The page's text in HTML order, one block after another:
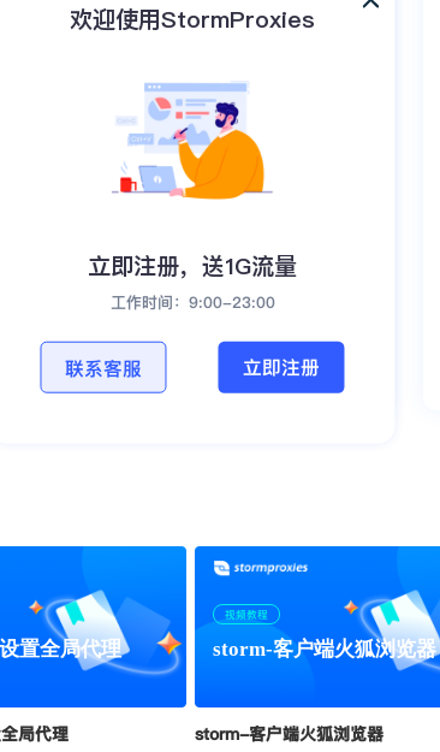
Hubstudio指纹浏览器使用stormproxies教程
AdsPower平台使用stormproxies教程
置全局代理
局代理
视频教程
storm-客户端火狐浏览器
storm-客户端火狐浏览器
欢迎使用StormProxies
立即注册，送1G流量
工作时间：9:00-23:00
联系客服 立即注册